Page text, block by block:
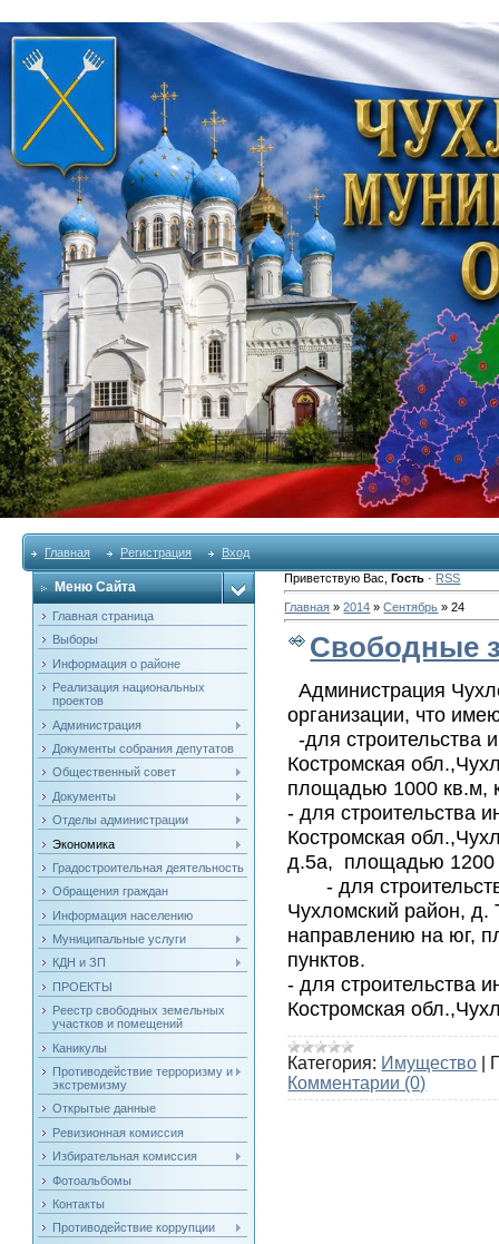
Главная Регистрация Вход
Меню Сайта
Главная страница
Выборы
Информация о районе
Реализация национальных
проектов
Администрация
Документы собрания депутатов
Общественный совет
Документы
Отделы администрации
Экономика
Градостроительная деятельность
Обращения граждан
Информация населению
Муниципальные услуги
КДН и ЗП
ПРОЕКТЫ
Реестр свободных земельных
участков и помещений
Каникулы
Противодействие терроризму и
экстремизму
Открытые данные
Ревизионная комиссия
Избирательная комиссия
Фотоальбомы
Контакты
Противодействие коррупции
Приветствую Вас ,Гость · RSS
Главная »2014 » Сентябрь » 24
Свободные
Администрация
организации, что
-для строительства
Костромская
площадью 1000 кв.м,
- для строительства
Костромская
д.5а, площадью 1200
- для
Чухломский район,
направлению на юг,
пунктов.
- для строительства
Костромская
Категория: Имущество
Комментарии (0)